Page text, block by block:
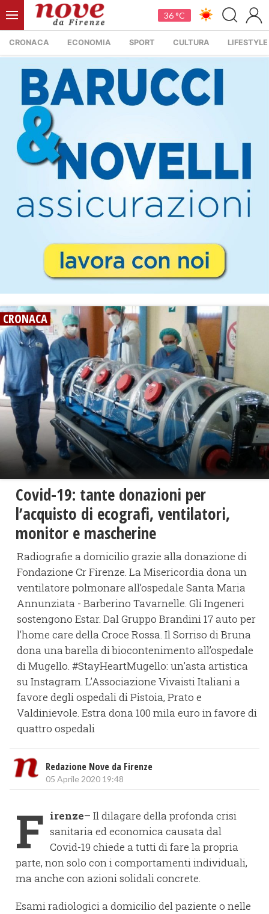
36 °C
CRONACA ECONOMIA SPORT CULTURA LIFESTYLE
CRONACA
Covid-19: tante donazioni per
l’acquisto di ecografi, ventilatori,
monitor e mascherine
Radiografie a domicilio grazie alla donazione di
Fondazione Cr Firenze. La Misericordia dona un
ventilatore polmonare all’ospedale Santa Maria
Annunziata - Barberino Tavarnelle. Gli Ingeneri
sostengono Estar. Dal Gruppo Brandini 17 auto per
l’home care della Croce Rossa. Il Sorriso di Bruna
dona una barella di biocontenimento all’ospedale
di Mugello. #StayHeartMugello: un'asta artistica
su Instagram. L’Associazione Vivaisti Italiani a
favore degli ospedali di Pistoia, Prato e
Valdinievole. Estra dona 100 mila euro in favore di
quattro ospedali
Redazione Nove da Firenze
05 Aprile 2020 19:48
F irenze– Il dilagare della profonda crisi
sanitaria ed economica causata dal
Covid-19 chiede a tutti di fare la propria
parte, non solo con i comportamenti individuali,
ma anche con azioni solidali concrete.
Esami radiologici a domicilio del paziente o nelle